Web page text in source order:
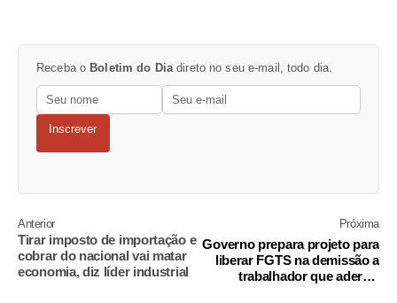
Receba o Boletim do Diadireto no seu e-mail, todo dia.
Inscrever
Anterior
Tirar imposto de importação e
cobrar do nacional vai matar
economia, diz líder industrial
Próxima
Governo prepara projeto para
liberar FGTS na demissão a
trabalhador que adere a